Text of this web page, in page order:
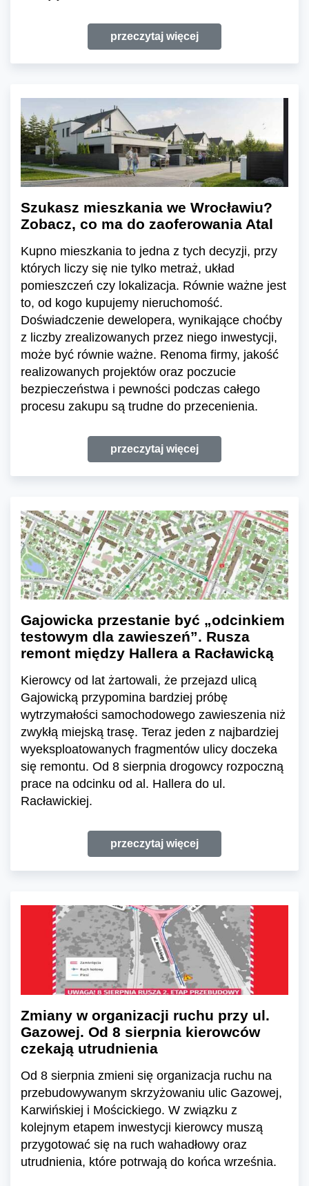
przeczytaj więcej
Szukasz mieszkania we Wrocławiu?
Zobacz, co ma do zaoferowania Atal
Kupno mieszkania to jedna z tych decyzji, przy
których liczy się nie tylko metraż, układ
pomieszczeń czy lokalizacja. Równie ważne jest
to, od kogo kupujemy nieruchomość.
Doświadczenie dewelopera, wynikające choćby
z liczby zrealizowanych przez niego inwestycji,
może być równie ważne. Renoma firmy, jakość
realizowanych projektów oraz poczucie
bezpieczeństwa i pewności podczas całego
procesu zakupu są trudne do przecenienia.
przeczytaj więcej
Gajowicka przestanie być „odcinkiem
testowym dla zawieszeń”. Rusza
remont między Hallera a Racławicką
Kierowcy od lat żartowali, że przejazd ulicą
Gajowicką przypomina bardziej próbę
wytrzymałości samochodowego zawieszenia niż
zwykłą miejską trasę. Teraz jeden z najbardziej
wyeksploatowanych fragmentów ulicy doczeka
się remontu. Od 8 sierpnia drogowcy rozpoczną
prace na odcinku od al. Hallera do ul.
Racławickiej.
przeczytaj więcej
Zmiany w organizacji ruchu przy ul.
Gazowej. Od 8 sierpnia kierowców
czekają utrudnienia
Od 8 sierpnia zmieni się organizacja ruchu na
przebudowywanym skrzyżowaniu ulic Gazowej,
Karwińskiej i Mościckiego. W związku z
kolejnym etapem inwestycji kierowcy muszą
przygotować się na ruch wahadłowy oraz
utrudnienia, które potrwają do końca września.